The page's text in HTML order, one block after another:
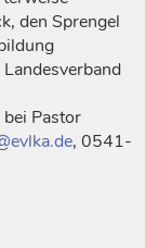
den Sprengel
Pastor
, 0541-